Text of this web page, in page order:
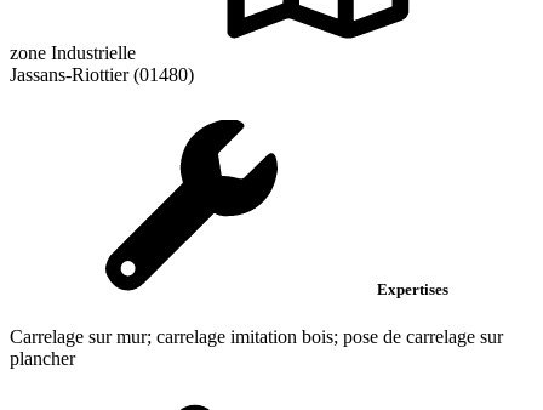
zone Industrielle
Jassans-Riottier (01480)
Expertises
Carrelage sur mur; carrelage imitation bois; pose de carrelage sur
plancher